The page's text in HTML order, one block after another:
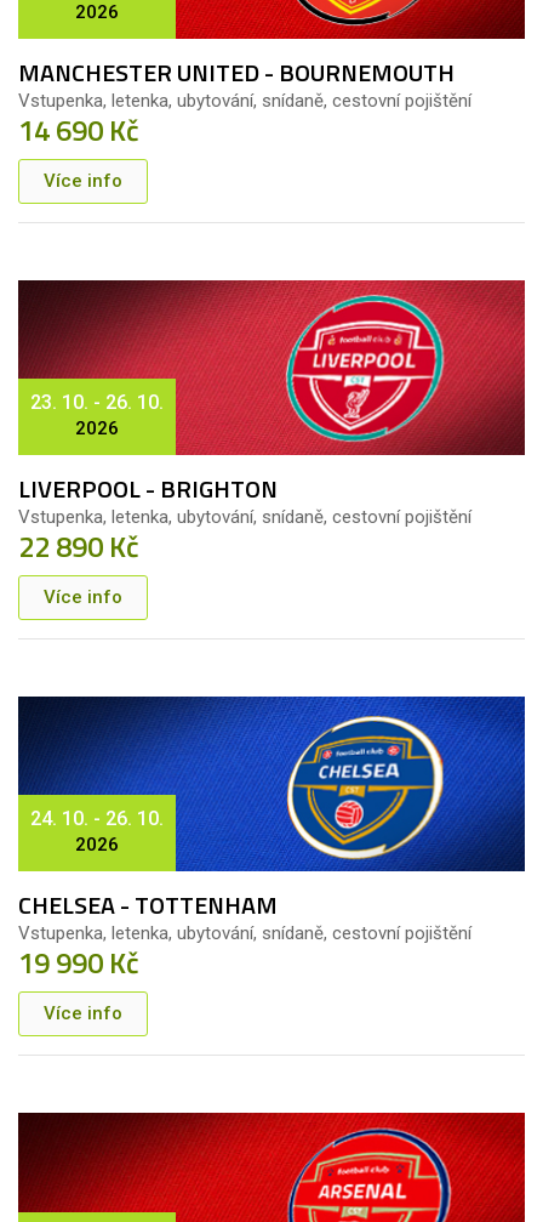
2026
MANCHESTER UNITED - BOURNEMOUTH
Vstupenka, letenka, ubytování, snídaně, cestovní pojištění
14 690 Kč
Více info
23. 10. - 26. 10.
2026
LIVERPOOL - BRIGHTON
Vstupenka, letenka, ubytování, snídaně, cestovní pojištění
22 890 Kč
Více info
24. 10. - 26. 10.
2026
CHELSEA - TOTTENHAM
Vstupenka, letenka, ubytování, snídaně, cestovní pojištění
19 990 Kč
Více info